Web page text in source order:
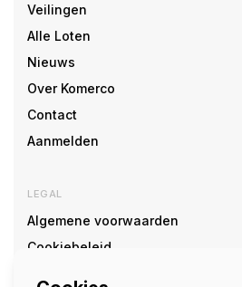
Veilingen
Alle Loten
Nieuws
Over Komerco
Contact
Aanmelden
LEGAL
Algemene voorwaarden
Cookiebeleid